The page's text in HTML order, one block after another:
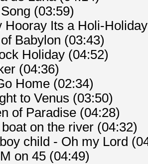
(03:59)
Hooray Its a Holi-
Babylon (03:43)
Holiday (04:52)
(04:36)
Home (02:34)
to Venus (03:50)
of Paradise (04:28)
on the river (04:32)
child - Oh my Lord
on 45 (04:49)